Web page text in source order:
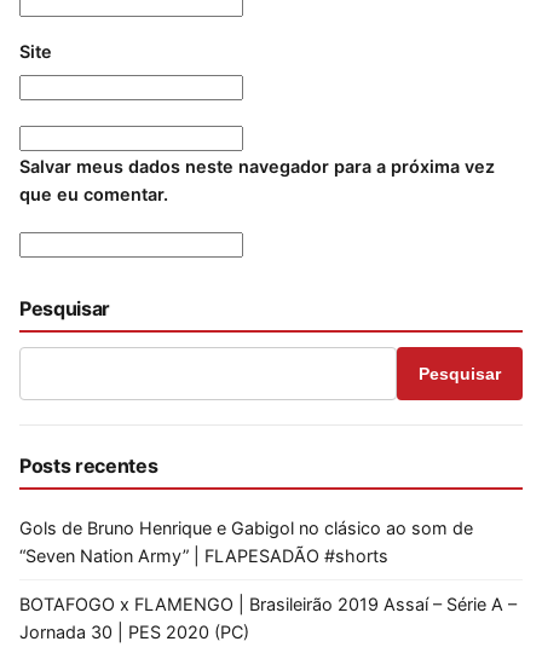
Site
Salvar meus dados neste navegador para a próxima vez
que eu comentar.
Pesquisar
Pesquisar
Posts recentes
Gols de Bruno Henrique e Gabigol no clásico ao som de
“Seven Nation Army” | FLAPESADÃO #shorts
BOTAFOGO x FLAMENGO | Brasileirão 2019 Assaí – Série A –
Jornada 30 | PES 2020 (PC)